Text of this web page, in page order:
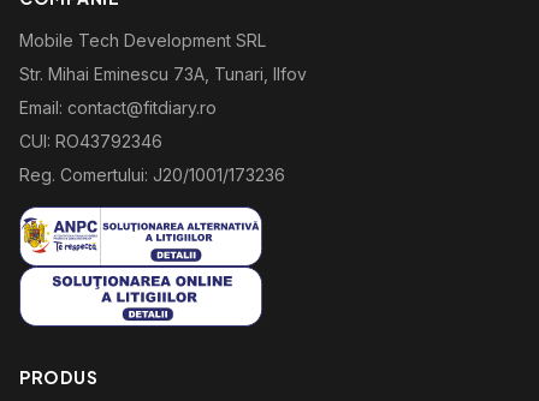
Mobile Tech Development SRL
Str. Mihai Eminescu 73A, Tunari, Ilfov
Email: contact@fitdiary.ro
CUI: RO43792346
Reg. Comertului: J20/1001/173236
PRODUS